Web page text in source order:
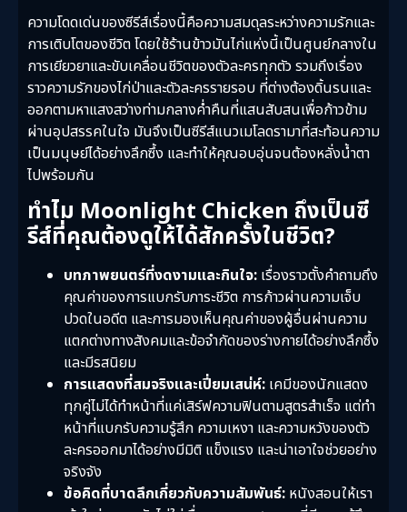
ความโดดเด่นของซีรีส์เรื่องนี้คือความสมดุลระหว่างความรักและ
การเติบโตของชีวิต โดยใช้ร้านข้าวมันไก่แห่งนี้เป็นศูนย์กลางใน
การเยียวยาและขับเคลื่อนชีวิตของตัวละครทุกตัว รวมถึงเรื่อง
ราวความรักของไก่ป่าและตัวละครรายรอบ ที่ต่างต้องดิ้นรนและ
ออกตามหาแสงสว่างท่ามกลางค่ำคืนที่แสนสับสนเพื่อก้าวข้าม
ผ่านอุปสรรคในใจ มันจึงเป็นซีรีส์แนวเมโลดรามาที่สะท้อนความ
เป็นมนุษย์ได้อย่างลึกซึ้ง และทำให้คุณอบอุ่นจนต้องหลั่งน้ำตา
ไปพร้อมกัน
ทำไม Moonlight Chicken ถึงเป็นซี
รีส์ที่คุณต้องดูให้ได้สักครั้งในชีวิต?
บทภาพยนตร์ที่งดงามและกินใจ: เรื่องราวตั้งคำถามถึง
คุณค่าของการแบกรับภาระชีวิต การก้าวผ่านความเจ็บ
ปวดในอดีต และการมองเห็นคุณค่าของผู้อื่นผ่านความ
แตกต่างทางสังคมและข้อจำกัดของร่างกายได้อย่างลึกซึ้ง
และมีรสนิยม
การแสดงที่สมจริงและเปี่ยมเสน่ห์: เคมีของนักแสดง
ทุกคู่ไม่ได้ทำหน้าที่แค่เสิร์ฟความฟินตามสูตรสำเร็จ แต่ทำ
หน้าที่แบกรับความรู้สึก ความเหงา และความหวังของตัว
ละครออกมาได้อย่างมีมิติ แข็งแรง และน่าเอาใจช่วยอย่าง
จริงจัง
ข้อคิดที่บาดลึกเกี่ยวกับความสัมพันธ์: หนังสอนให้เรา